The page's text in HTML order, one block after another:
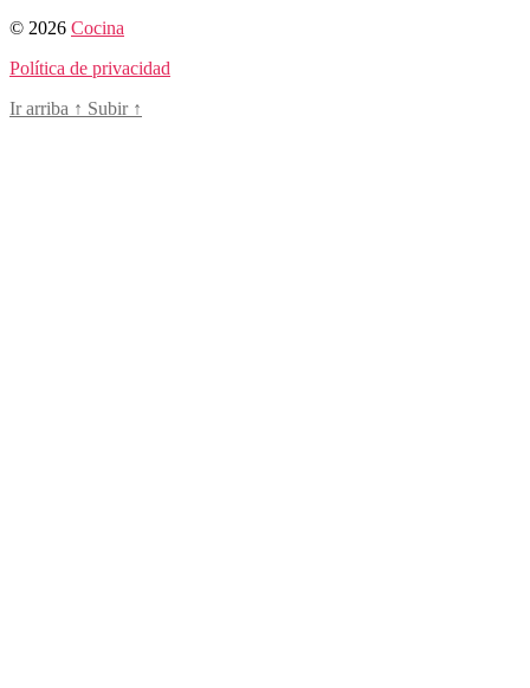
© 2026 Cocina
Política de privacidad
Ir arriba ↑ Subir ↑